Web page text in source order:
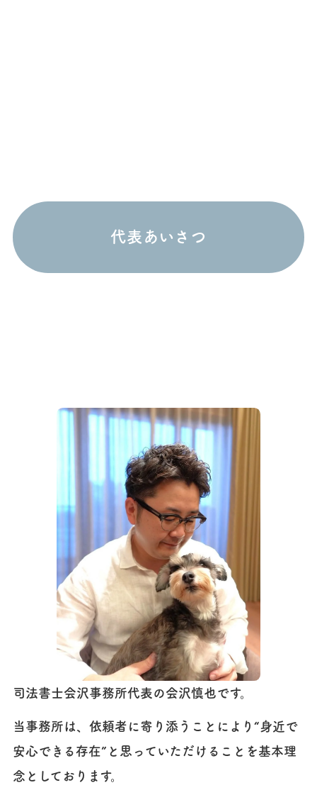
代表あいさつ
司法書士会沢事務所代表の会沢慎也です。
当事務所は、依頼者に寄り添うことにより“身近で
安心できる存在”と思っていただけることを基本理
念としております。